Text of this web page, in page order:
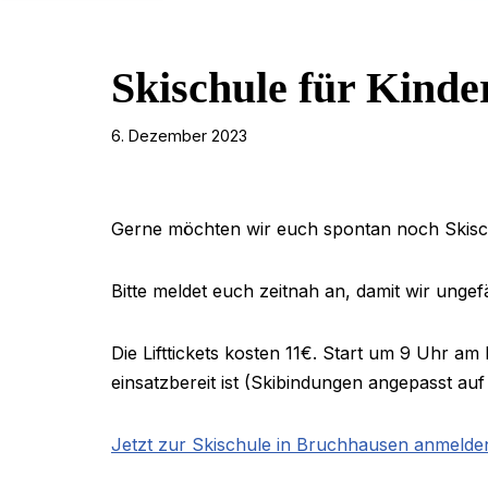
Skischule für
6. Dezember 2023
Gerne möchten wir euch spontan noch
Bitte meldet euch zeitnah an, damit wir
Die Lifttickets kosten 11€. Start um 9 Uhr
einsatzbereit ist (Skibindungen angepasst
Jetzt zur Skischule in Bruchhausen